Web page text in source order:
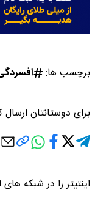
برچسب ها:
برای دوستانتان ارسال
اینتیتر را در شبکه